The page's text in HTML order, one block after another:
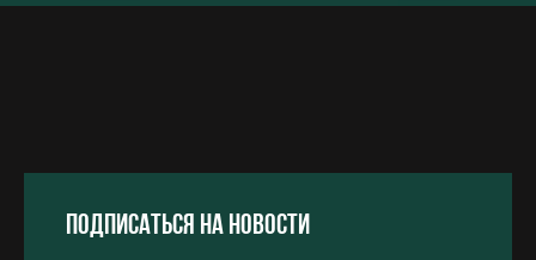
Подписаться на новости